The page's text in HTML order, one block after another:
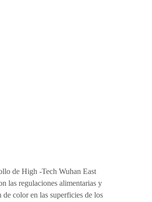
de High -Tech Wuhan East
las regulaciones alimentarias y
color en las superficies de los